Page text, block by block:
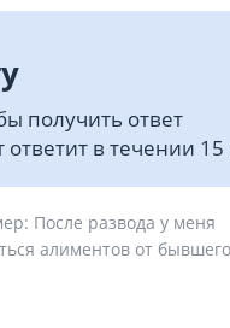
получить ответ
в течении